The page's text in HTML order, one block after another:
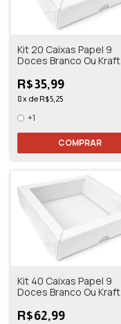
Kit 20 Caixas Papel 9
Doces Branco Ou Kraft
R$35,99
8x de R$5,25
+1
COMPRAR
Kit 40 Caixas Papel 9
Doces Branco Ou Kraft
R$62,99